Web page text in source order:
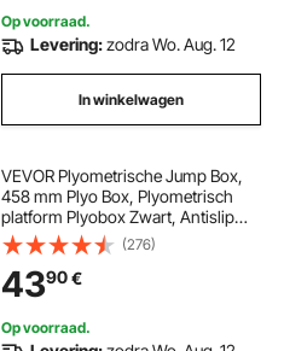
Op voorraad.
Levering:zodra Wo. Aug. 12
In winkelwagen
VEVOR Plyometrische Jump Box,
458 mm Plyo Box, Plyometrisch
platform Plyobox Zwart, Antislip
fitnessoefening Step-Up Box voor
thuiswork-out, conditionele
krachttraining, dijbeentraining
(276)
4390€
Op voorraad.